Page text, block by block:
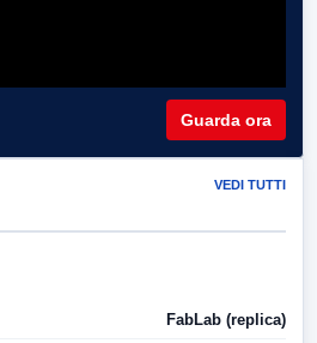
Guarda ora
VEDI TUTTI
FabLab (replica)